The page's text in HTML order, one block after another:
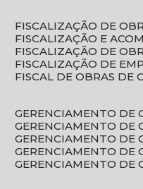
FISCALIZAÇÃO DE
FISCALIZAÇÃO E
FISCALIZAÇÃO DE
FISCALIZAÇÃO DE
FISCAL DE OBRAS DE
GERENCIAMENTO DE
GERENCIAMENTO DE
GERENCIAMENTO
GERENCIAMENTO
GERENCIAMENTO DE